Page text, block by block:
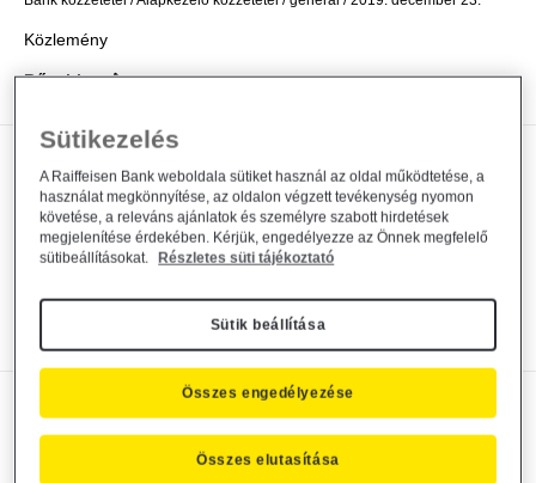
Közlemény
Bővebben
Záróközlemény - Raiffeisen 2,75% TB
191220 EUR Kötvény
Bank közzététel Alapkezelő közzététel general 2019. december 23.
Módosul több, a Raiffeisen Befektetési
Alapkezelő Zrt....
Sütikezelés
A Raiffeisen Bank weboldala sütiket használ az oldal működtetése, a
használat megkönnyítése, az oldalon végzett tevékenység nyomon
követése, a releváns ajánlatok és személyre szabott hirdetések
megjelenítése érdekében. Kérjük, engedélyezze az Önnek megfelelő
sütibeállításokat.
Részletes süti tájékoztató
Sütik beállítása
Összes elutasítása
Összes engedélyezése